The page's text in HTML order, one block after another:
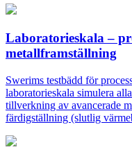
Laboratorieskala –
metallframställning
Swerims testbädd för
laboratorieskala simulera
tillverkning av avancerade
färdigställning (slutlig